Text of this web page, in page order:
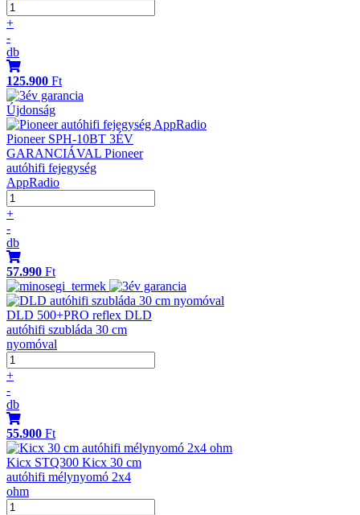
+
-
db
125.900 Ft
Újdonság
Pioneer SPH-10BT 3ÉV
GARANCIÁVAL Pioneer
autóhifi fejegység
AppRadio
+
-
db
57.990 Ft
DLD 500+PRO reflex DLD
autóhifi szubláda 30 cm
nyomóval
+
-
db
55.900 Ft
Kicx STQ300 Kicx 30 cm
autóhifi mélynyomó 2x4
ohm